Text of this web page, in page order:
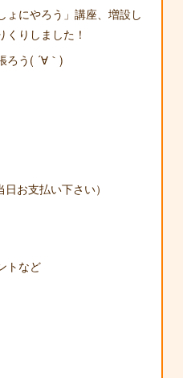
ょにやろう」講座、増設し
くりしました！
ろう( ´∀｀)
お支払い下さい）
トなど